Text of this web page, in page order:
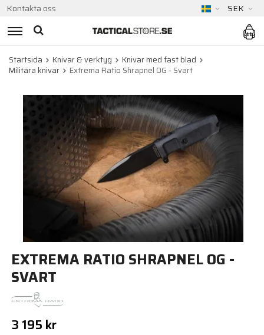
Kontakta oss SEK
Startsida Knivar & verktyg
Knivar med fast blad
Militära knivar
Extrema Ratio Shrapnel OG - Svart
EXTREMA RATIO SHRAPNEL OG -
SVART
3 195 kr